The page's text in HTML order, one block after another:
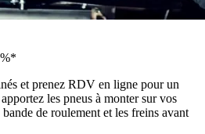
et prenez RDV en ligne pour un
les pneus à monter sur vos
de roulement et les freins avant